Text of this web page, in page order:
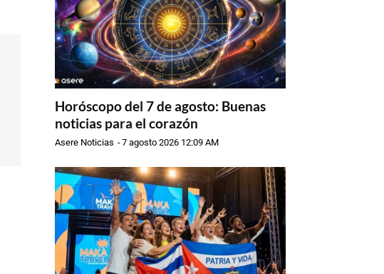
Horóscopo del 7 de agosto: Buenas
noticias para el corazón
Asere Noticias -7 agosto 2026 12:09 AM